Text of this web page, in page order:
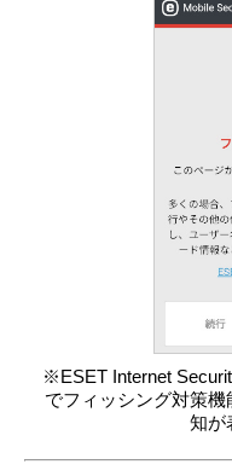
※ESET Internet
でフィッシング対策
知が